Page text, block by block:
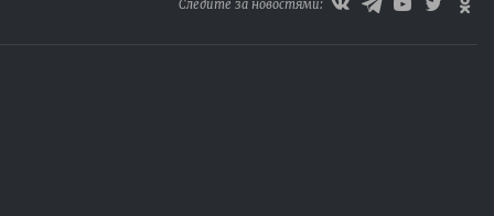
Следите за новостями: